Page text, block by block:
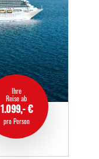
Ihre
Reise ab
1.099,- €
pro Person